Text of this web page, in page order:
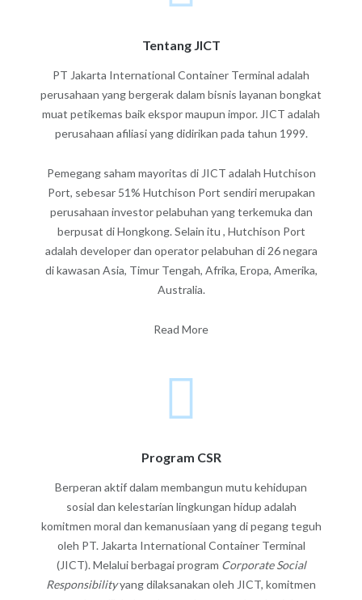
Tentang JICT
PT Jakarta International Container Terminal adalah
perusahaan yang bergerak dalam bisnis layanan bongkat
muat petikemas baik ekspor maupun impor. JICT adalah
perusahaan afiliasi yang didirikan pada tahun 1999.
Pemegang saham mayoritas di JICT adalah Hutchison
Port, sebesar 51% Hutchison Port sendiri merupakan
perusahaan investor pelabuhan yang terkemuka dan
berpusat di Hongkong. Selain itu , Hutchison Port
adalah developer dan operator pelabuhan di 26 negara
di kawasan Asia, Timur Tengah, Afrika, Eropa, Amerika,
Australia.
Read More
Program CSR
Berperan aktif dalam membangun mutu kehidupan
sosial dan kelestarian lingkungan hidup adalah
komitmen moral dan kemanusiaan yang di pegang teguh
oleh PT. Jakarta International Container Terminal
(JICT). Melalui berbagai program Corporate Social
Responsibilityyang dilaksanakan oleh JICT, komitmen